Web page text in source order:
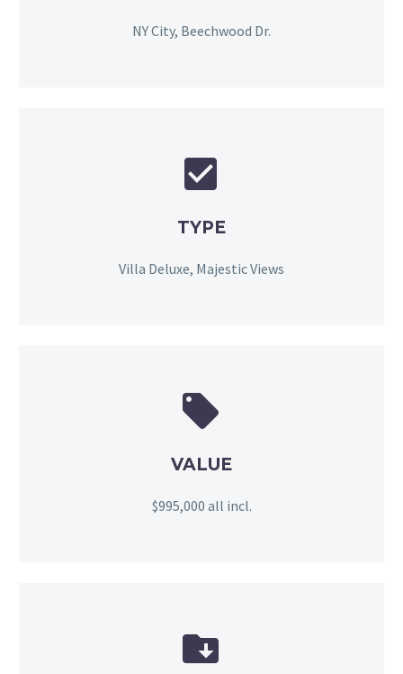
NY City, Beechwood Dr.


TYPE
Villa Deluxe, Majestic Views


VALUE
$995,000 all incl.

